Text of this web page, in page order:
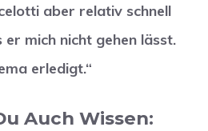
aber relativ schnell
mich nicht gehen lässt.
erledigt.“
Auch Wissen: